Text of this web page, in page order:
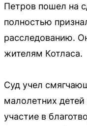
Петров пошел на
полностью
расследованию.
жителям Котласа.
Суд учел
малолетних
участие в